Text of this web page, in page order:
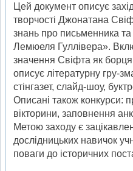
Цей документ описує
творчості Джонатана
знань про письменника
Лемюеля Гуллівера».
значення Свіфта як борця
описує літературну гру-
стінгазет, слайд-шоу,
Описані також конкурси:
вікторини, заповнення
Метою заходу є
дослідницьких навичок
поваги до історичних